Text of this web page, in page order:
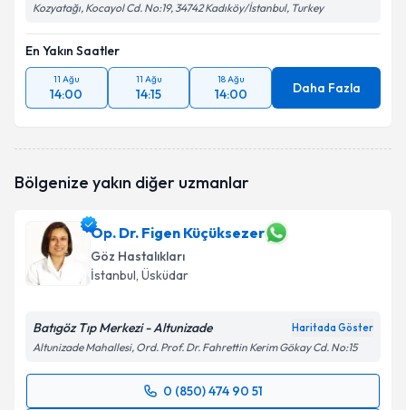
Kozyatağı, Kocayol Cd. No:19, 34742 Kadıköy/İstanbul, Turkey
En Yakın Saatler
11 Ağu
14:00
11 Ağu
14:15
18 Ağu
14:00 Daha Fazla
Bölgenize yakın diğer uzmanlar
Op. Dr. Figen Küçüksezer
Göz Hastalıkları
İstanbul, Üsküdar
Batıgöz Tıp Merkezi - Altunizade Haritada Göster
Altunizade Mahallesi, Ord. Prof. Dr. Fahrettin Kerim Gökay Cd. No:15
0 (850) 474 90 51
Randevu Takvimi Talebi